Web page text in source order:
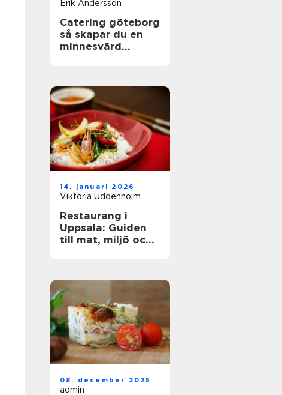
Erik Andersson
Catering göteborg
så skapar du en
minnesvärd
14. januari 2026
Viktoria Uddenholm
Restaurang i
Uppsala: Guiden
till mat, miljö och
08. december 2025
admin